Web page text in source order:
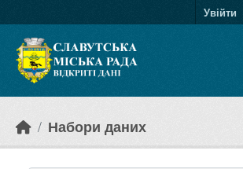
Увійти
Набори даних